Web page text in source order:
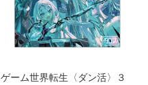
ゲーム世界転生〈ダン活〉３